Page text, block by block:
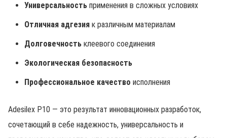
Универсальность применения в сложных условиях
Отличная адгезия к различным материалам
Долговечность клеевого соединения
Экологическая безопасность
Профессиональное качество исполнения
Adesilex P10 — это результат инновационных разработок,
сочетающий в себе надежность, универсальность и